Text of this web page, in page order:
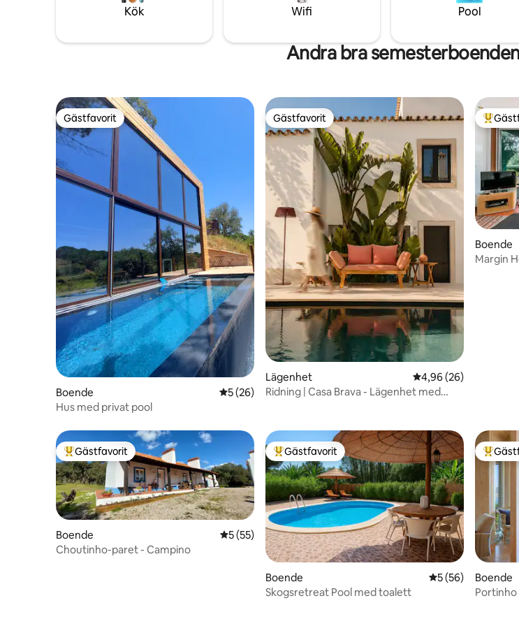
bara några minuter bort.
det är djurvänligt.
familjer,
Kök Wifi Pool
Andra bra
Gästfavorit
Gästfavorit
Boende 5 av 5 i genomsnittligt betyg, 26 omdömen
5 (26)
Hus med privat pool
Gästfavorit
Gästfavorit
Lägenhet 4,96 av 5 i
4,96 (26)
Ridning | Casa Brava - Lägenhet med
Boende
Margin
Populär gästfavorit
Gästfavorit
Boende 5 av 5 i genomsnittligt betyg, 55 omdömen
5 (55)
Choutinho-paret - Campino
Populär gästfavorit
Gästfavorit
Boende 5 av 5 i
5 (56)
Skogsretreat Pool med toalett
Boende
Portinho